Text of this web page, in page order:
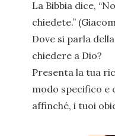
La Bibbia dice,
chiedete.”
Dove si parla
chiedere a Dio?
Presenta la tua
modo specifico e
affinché, i tuoi